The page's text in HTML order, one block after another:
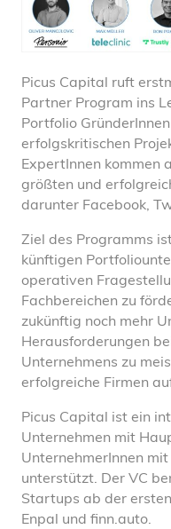
Picus Capital ruft
Partner Program ins
Portfolio
erfolgskritischen
ExpertInnen kommen
größten und
darunter Facebook,
Ziel des Programms
künftigen
operativen
Fachbereichen zu
zukünftig noch mehr
Herausforderungen
Unternehmens zu
erfolgreiche Firmen
Picus Capital ist ein
Unternehmen mit
UnternehmerInnen
unterstützt. Der VC
Startups ab der
Enpal und finn.auto.